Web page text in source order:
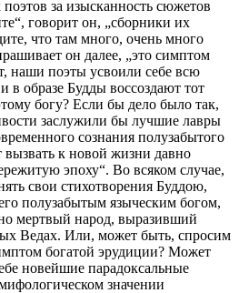
за изысканность сюжетов
говорит он, „сборники их
что там много, очень много
он далее, „это симптом
наши поэты усвоили себе всю
в образе Будды воссоздают тот
богу? Если бы дело было так,
заслужили бы лучшие лавры
сознания полузабытого
вызвать к новой жизни давно
эпоху“. Во всяком случае,
свои стихотворения Буддою,
полузабытым языческим богом,
мертвый народ, выразивший
Ведах. Или, может быть, спросим
богатой эрудиции? Может
новейшие парадоксальные
значении